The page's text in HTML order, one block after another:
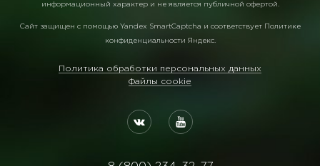
информационный характер и не является публичной офертой.
Сайт защищен с помощью Yandex SmartCaptcha и соответствует Политике
конфиденциальности Яндекс.
Политика обработки персональных данных
Файлы cookie